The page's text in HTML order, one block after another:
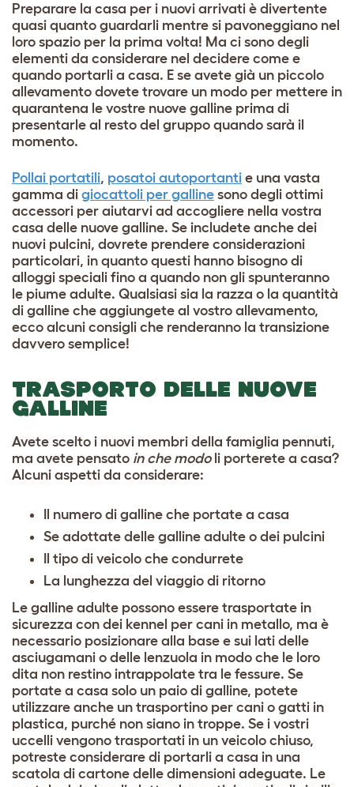
Preparare la casa per i nuovi arrivati è divertente
quasi quanto guardarli mentre si pavoneggiano nel
loro spazio per la prima volta! Ma ci sono degli
elementi da considerare nel decidere come e
quando portarli a casa. E se avete già un piccolo
allevamento dovete trovare un modo per mettere in
quarantena le vostre nuove galline prima di
presentarle al resto del gruppo quando sarà il
momento.
Pollai portatili, posatoi autoportanti e una vasta
gamma di giocattoli per galline sono degli ottimi
accessori per aiutarvi ad accogliere nella vostra
casa delle nuove galline. Se includete anche dei
nuovi pulcini, dovrete prendere considerazioni
particolari, in quanto questi hanno bisogno di
alloggi speciali fino a quando non gli spunteranno
le piume adulte. Qualsiasi sia la razza o la quantità
di galline che aggiungete al vostro allevamento,
ecco alcuni consigli che renderanno la transizione
davvero semplice!
TRASPORTO DELLE NUOVE
GALLINE
Avete scelto i nuovi membri della famiglia pennuti,
ma avete pensato in che modoli porterete a casa?
Alcuni aspetti da considerare:
Il numero di galline che portate a casa
Se adottate delle galline adulte o dei pulcini
Il tipo di veicolo che condurrete
La lunghezza del viaggio di ritorno
Le galline adulte possono essere trasportate in
sicurezza con dei kennel per cani in metallo, ma è
necessario posizionare alla base e sui lati delle
asciugamani o delle lenzuola in modo che le loro
dita non restino intrappolate tra le fessure. Se
portate a casa solo un paio di galline, potete
utilizzare anche un trasportino per cani o gatti in
plastica, purché non siano in troppe. Se i vostri
uccelli vengono trasportati in un veicolo chiuso,
potreste considerare di portarli a casa in una
scatola di cartone delle dimensioni adeguate. Le